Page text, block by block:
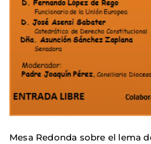
Mesa Redonda sobre el lema